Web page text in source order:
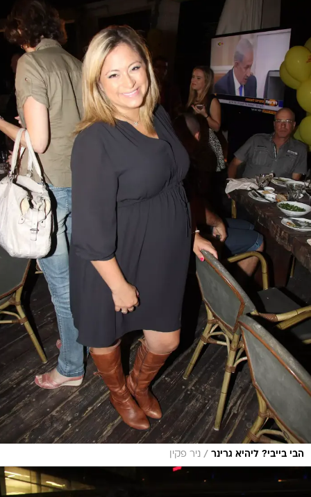
הבי בייבי? ליהיא גרינר / ניר פקין